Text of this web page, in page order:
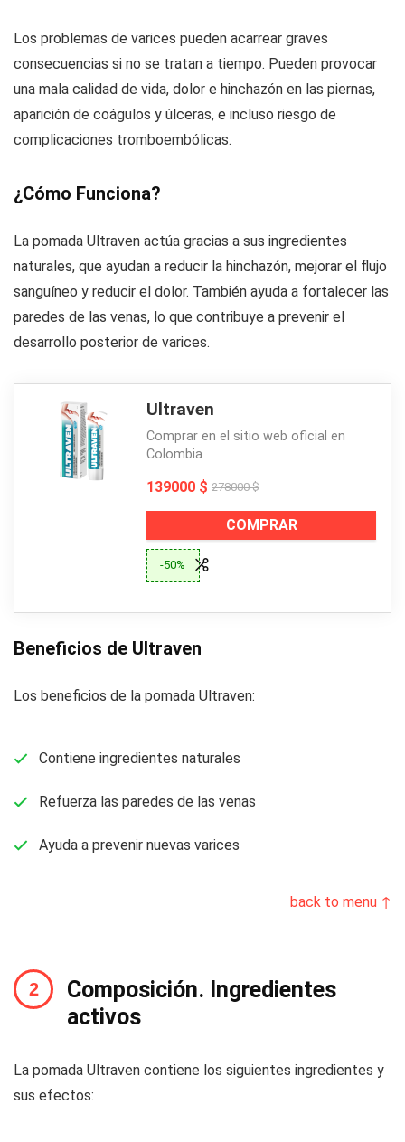
Los problemas de varices pueden acarrear graves
consecuencias si no se tratan a tiempo. Pueden provocar
una mala calidad de vida, dolor e hinchazón en las piernas,
aparición de coágulos y úlceras, e incluso riesgo de
complicaciones tromboembólicas.
¿Cómo Funciona?
La pomada Ultraven actúa gracias a sus ingredientes
naturales, que ayudan a reducir la hinchazón, mejorar el flujo
sanguíneo y reducir el dolor. También ayuda a fortalecer las
paredes de las venas, lo que contribuye a prevenir el
desarrollo posterior de varices.
Ultraven
Comprar en el sitio web oficial en
Colombia
139000 $ 278000 $
COMPRAR
-50%
Beneficios de Ultraven
Los beneficios de la pomada Ultraven:
Contiene ingredientes naturales
Refuerza las paredes de las venas
Ayuda a prevenir nuevas varices
back to menu ↑
Composición. Ingredientes
activos
La pomada Ultraven contiene los siguientes ingredientes y
sus efectos: